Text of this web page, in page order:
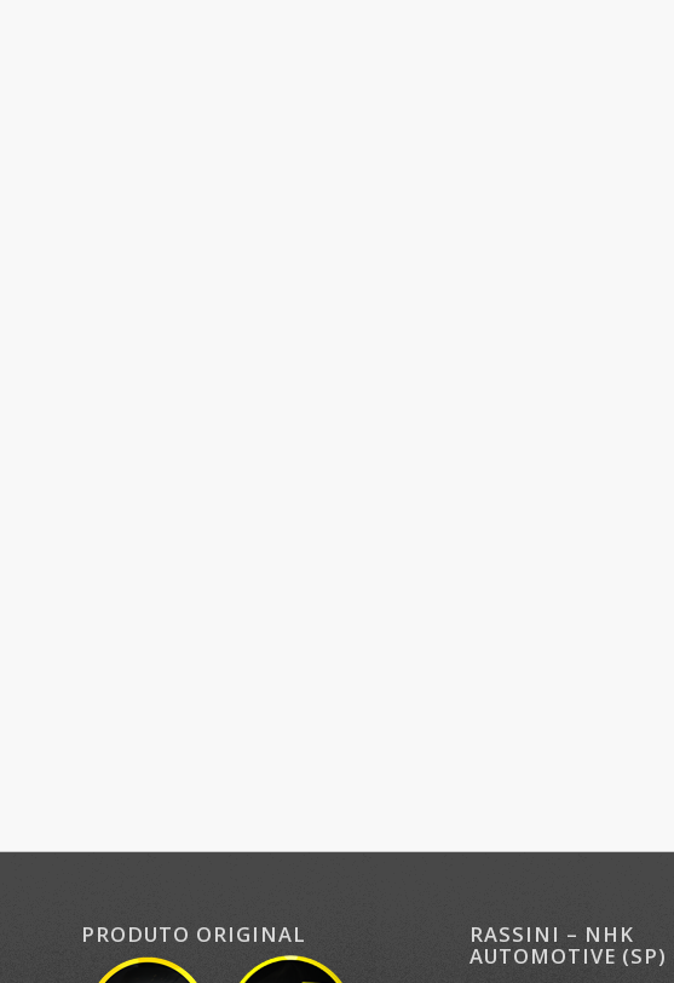
PRODUTO ORIGINAL RASSINI – NHK
AUTOMOTIVE (SP)